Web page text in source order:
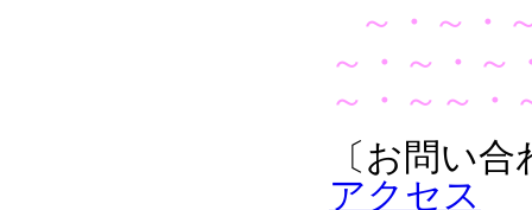
～・～・
～・～・～
～・～～・
〔お問い
アクセス